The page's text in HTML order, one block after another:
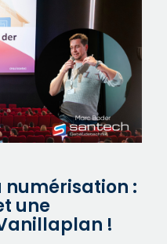
numérisation :
une
!